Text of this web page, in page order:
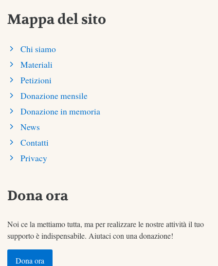
Mappa del sito
Chi siamo
Materiali
Petizioni
Donazione mensile
Donazione in memoria
News
Contatti
Privacy
Dona ora
Noi ce la mettiamo tutta, ma per realizzare le nostre attività il tuo
supporto è indispensabile. Aiutaci con una donazione!
Dona ora